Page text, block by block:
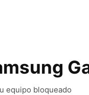
equipo bloqueado